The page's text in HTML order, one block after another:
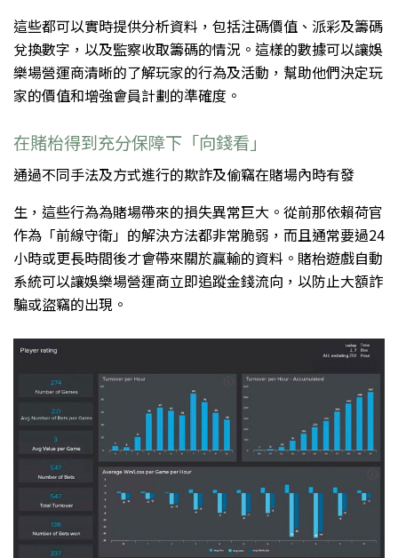
這些都可以實時提供分析資料，包括注碼價值、派彩及籌碼
兌換數字，以及監察收取籌碼的情況。這樣的數據可以讓娛
樂場營運商清晰的了解玩家的行為及活動，幫助他們決定玩
家的價值和增強會員計劃的準確度。
在賭枱得到充分保障下「向錢看」
通過不同手法及方式進行的欺詐及偷竊在賭場內時有發
生，這些行為為賭場帶來的損失異常巨大。從前那依賴荷官
作為「前線守衛」的解決方法都非常脆弱，而且通常要過24
小時或更長時間後才會帶來關於贏輸的資料。賭枱遊戲自動
系統可以讓娛樂場營運商立即追蹤金錢流向，以防止大額詐
騙或盜竊的出現。